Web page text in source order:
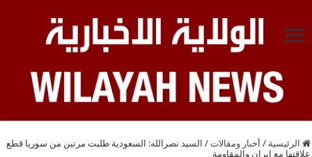
الرئيسية / أخبار ومقالات / السيد نصرالله: السعودية طلبت مرتين من سوريا قطع
علاقتها مع إيران والمقاومة